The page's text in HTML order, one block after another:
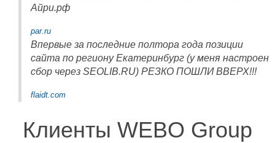
Айри.рф
par.ru
Впервые за последние полтора года позиции
сайта по региону Екатеринбург (у меня настроен
сбор через SEOLIB.RU) РЕЗКО ПОШЛИ ВВЕРХ!!!
flaidt.com
Клиенты WEBO Group